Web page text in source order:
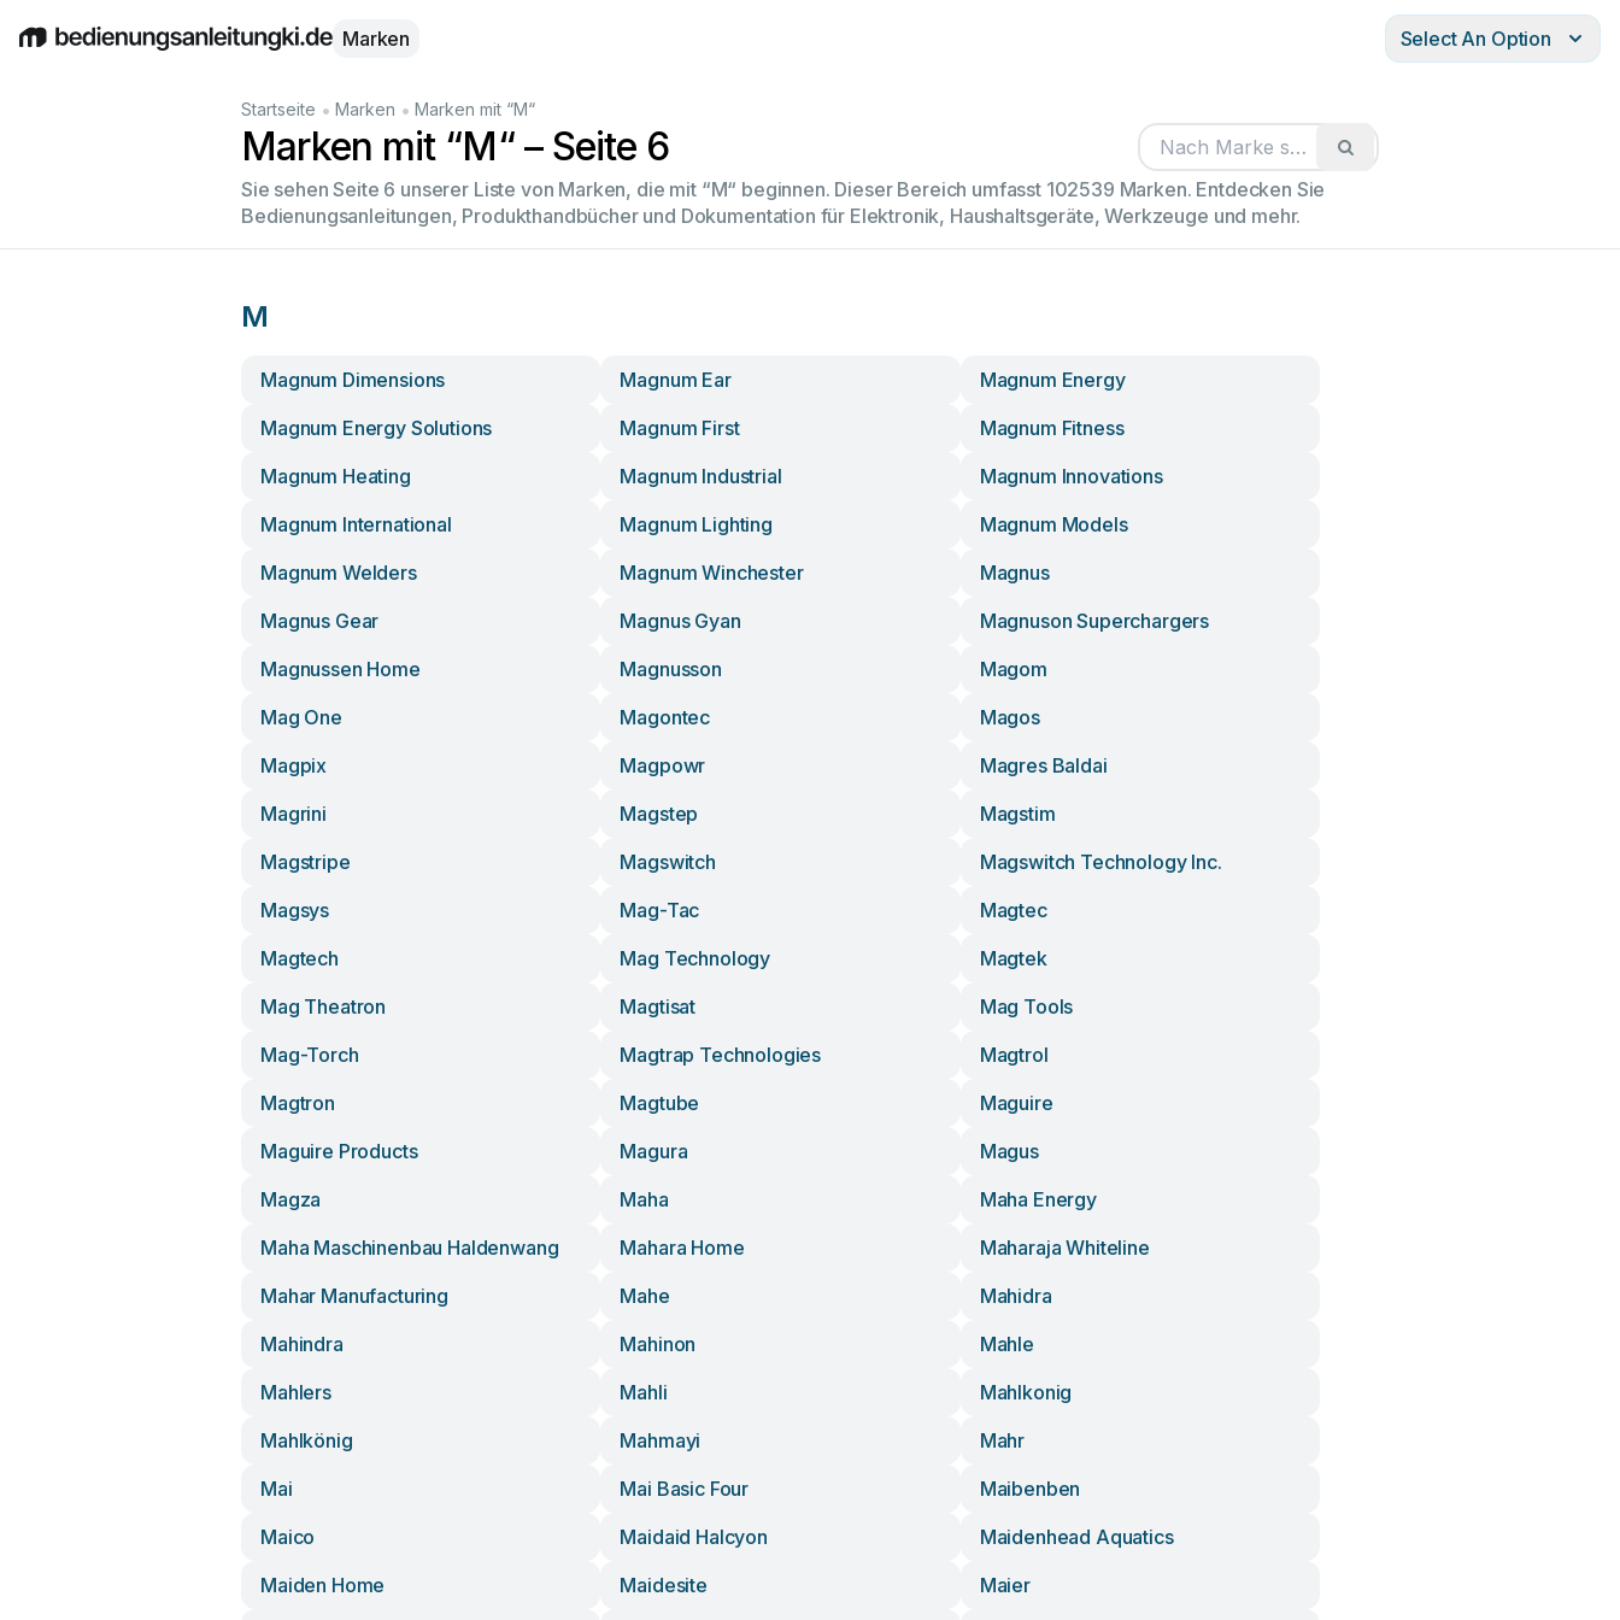
EnglishDeutschEspañolItalianoFrançais
Marken Select An Option
Startseite • Marken • Marken mit “M“
Marken mit “M“ – Seite 6
Sie sehen Seite 6 unserer Liste von Marken, die mit “M“ beginnen. Dieser Bereich umfasst 102539 Marken. Entdecken Sie
Bedienungsanleitungen, Produkthandbücher und Dokumentation für Elektronik, Haushaltsgeräte, Werkzeuge und mehr.
M
Magnum Dimensions Magnum Ear
Magnum Energy
Magnum Energy Solutions
Magnum First
Magnum Fitness
Magnum Heating
Magnum Industrial
Magnum Innovations
Magnum International
Magnum Lighting
Magnum Models
Magnum Welders
Magnum Winchester
Magnus
Magnus Gear
Magnus Gyan
Magnuson Superchargers
Magnussen Home
Magnusson
Magom
Mag One
Magontec
Magos
Magpix
Magpowr
Magres Baldai
Magrini
Magstep
Magstim
Magstripe
Magswitch
Magswitch Technology Inc.
Magsys
Mag-Tac
Magtec
Magtech
Mag Technology
Magtek
Mag Theatron
Magtisat
Mag Tools
Mag-Torch
Magtrap Technologies
Magtrol
Magtron
Magtube
Maguire
Maguire Products
Magura
Magus
Magza
Maha
Maha Energy
Maha Maschinenbau Haldenwang
Mahara Home
Maharaja Whiteline
Mahar Manufacturing
Mahe
Mahidra
Mahindra
Mahinon
Mahle
Mahlers
Mahli
Mahlkonig
Mahlkönig
Mahmayi
Mahr
Mai
Mai Basic Four
Maibenben
Maico
Maidaid Halcyon
Maidenhead Aquatics
Maiden Home
Maidesite Maier